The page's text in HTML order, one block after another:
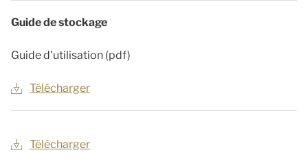
Guide de stockage
Guide d'utilisation (pdf)
Télécharger
Télécharger